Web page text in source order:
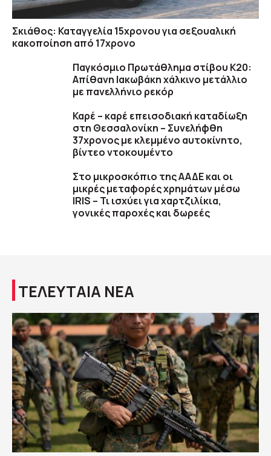
Σκιάθος: Καταγγελία 15χρονου για σεξουαλική
κακοποίηση από 17χρονο
Παγκόσμιο Πρωτάθλημα στίβου Κ20:
Απίθανη Ιακωβάκη χάλκινο μετάλλιο
με πανελλήνιο ρεκόρ
Καρέ – καρέ επεισοδιακή καταδίωξη
στη Θεσσαλονίκη – Συνελήφθη
37χρονος με κλεμμένο αυτοκίνητο,
βίντεο ντοκουμέντο
Στο μικροσκόπιο της ΑΑΔΕ και οι
μικρές μεταφορές χρημάτων μέσω
IRIS – Τι ισχύει για χαρτζιλίκια,
γονικές παροχές και δωρεές
ΤΕΛΕΥΤΑΙΑ ΝΕΑ